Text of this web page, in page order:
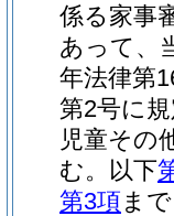
係る家事
あって、
年法律第
第2号に
児童その
む。以下
第3項 ま